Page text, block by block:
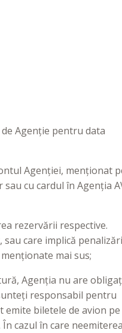
Agenție pentru data
Agenției, menționat
cu cardul în Agenția
rezervării respective.
care implică
mai sus;
Agenția nu are
responsabil pentru
emite biletele de avion pe
cazul în care